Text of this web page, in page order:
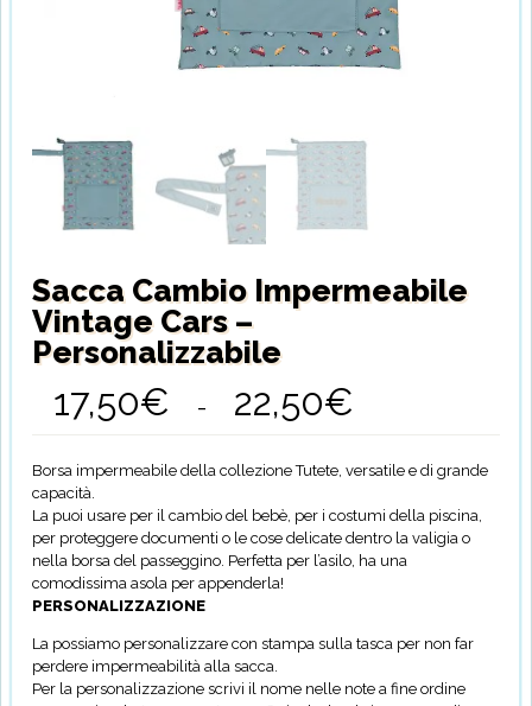
Sacca Cambio Impermeabile
Vintage Cars –
Personalizzabile
17,50€ - 22,50€
da
17,50€
a
22,50€
Borsa impermeabile della collezione Tutete, versatile e di grande
capacità.
La puoi usare per il cambio del bebè, per i costumi della piscina,
per proteggere documenti o le cose delicate dentro la valigia o
nella borsa del passeggino. Perfetta per l’asilo, ha una
comodissima asola per appenderla!
PERSONALIZZAZIONE
La possiamo personalizzare con stampa sulla tasca per non far
perdere impermeabilità alla sacca.
Per la personalizzazione scrivi il nome nelle note a fine ordine